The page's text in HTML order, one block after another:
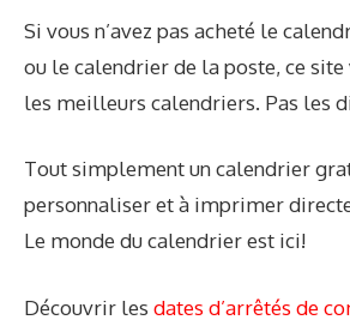
Si vous n’avez pas acheté le
ou le calendrier de la poste, ce
les meilleurs calendriers. Pas les
Tout simplement un calendrier
personnaliser et à imprimer
Le monde du calendrier est ici!
Découvrir les dates d’arrêtés de